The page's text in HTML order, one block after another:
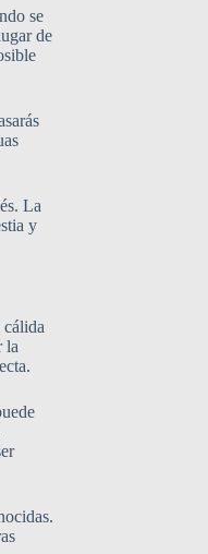
se
de
La
y
cálida
la